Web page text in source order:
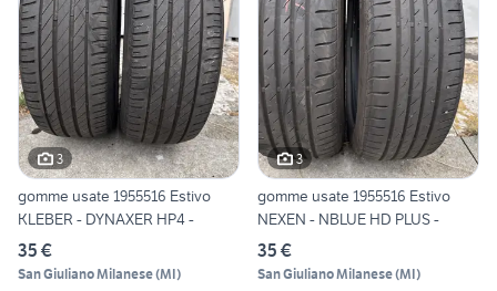
3
gomme usate 1955516 Estivo
KLEBER - DYNAXER HP4 -
35 €
San Giuliano Milanese(MI)
3
gomme usate 1955516 Estivo
NEXEN - NBLUE HD PLUS -
35 €
San Giuliano Milanese(MI)